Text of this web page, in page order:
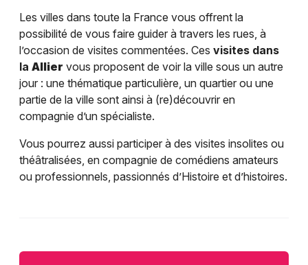
Les villes dans toute la France vous offrent la
possibilité de vous faire guider à travers les rues, à
l’occasion de visites commentées. Ces visites dans
la Allier vous proposent de voir la ville sous un autre
jour : une thématique particulière, un quartier ou une
partie de la ville sont ainsi à (re)découvrir en
compagnie d’un spécialiste.
Vous pourrez aussi participer à des visites insolites ou
théâtralisées, en compagnie de comédiens amateurs
ou professionnels, passionnés d’Histoire et d’histoires.